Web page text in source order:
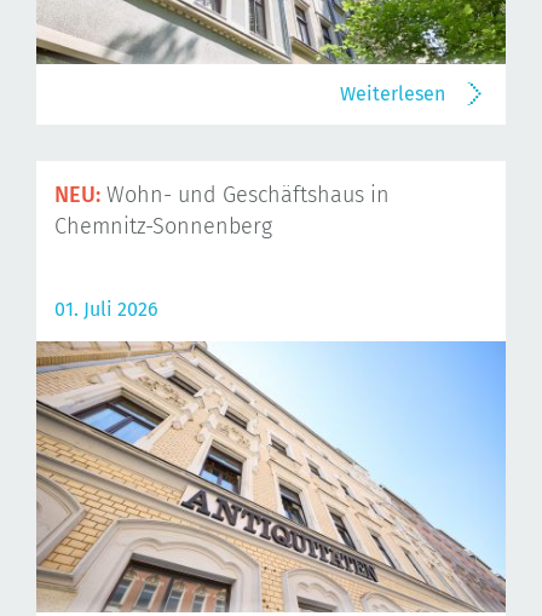
Weiterlesen
NEU: Wohn- und Geschäftshaus in
Chemnitz-Sonnenberg
01. Juli 2026